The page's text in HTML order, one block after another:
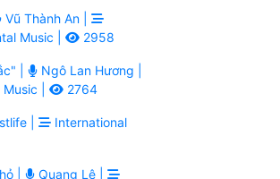
Vũ Thành An |
Music |
2958
|
Ngô Lan Hương |
|
2764
|
International
| Quang Lê |